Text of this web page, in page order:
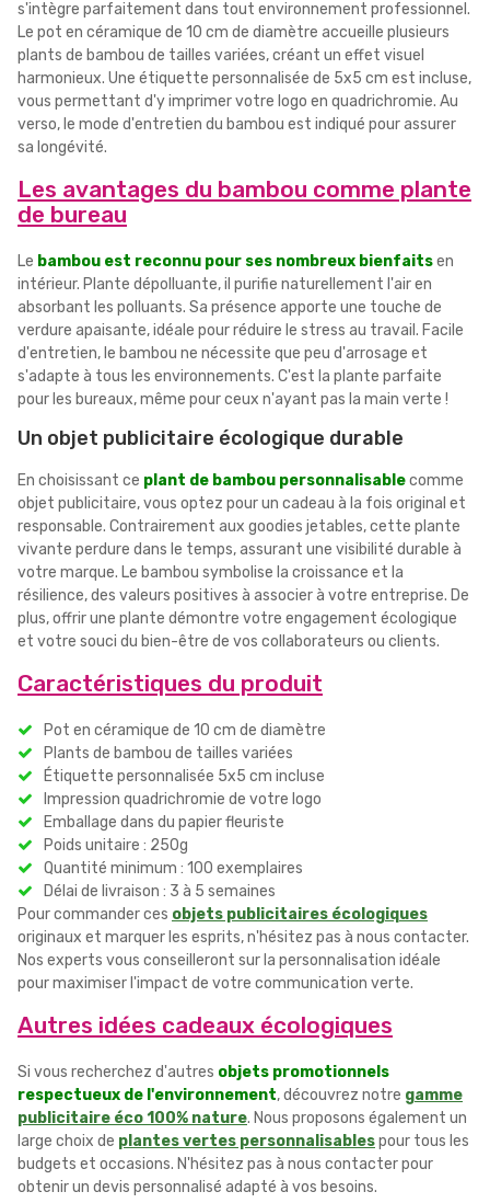
s'intègre parfaitement dans tout environnement professionnel.
Le pot en céramique de 10 cm de diamètre accueille plusieurs
plants de bambou de tailles variées, créant un effet visuel
harmonieux. Une étiquette personnalisée de 5x5 cm est incluse,
vous permettant d'y imprimer votre logo en quadrichromie. Au
verso, le mode d'entretien du bambou est indiqué pour assurer
sa longévité.
Les avantages du bambou comme plante
de bureau
Le bambou est reconnu pour ses nombreux bienfaitsen
intérieur. Plante dépolluante, il purifie naturellement l'air en
absorbant les polluants. Sa présence apporte une touche de
verdure apaisante, idéale pour réduire le stress au travail. Facile
d'entretien, le bambou ne nécessite que peu d'arrosage et
s'adapte à tous les environnements. C'est la plante parfaite
pour les bureaux, même pour ceux n'ayant pas la main verte !
Un objet publicitaire écologique durable
En choisissant ce plant de bambou personnalisablecomme
objet publicitaire, vous optez pour un cadeau à la fois original et
responsable. Contrairement aux goodies jetables, cette plante
vivante perdure dans le temps, assurant une visibilité durable à
votre marque. Le bambou symbolise la croissance et la
résilience, des valeurs positives à associer à votre entreprise. De
plus, offrir une plante démontre votre engagement écologique
et votre souci du bien-être de vos collaborateurs ou clients.
Caractéristiques du produit
Pot en céramique de 10 cm de diamètre
Plants de bambou de tailles variées
Étiquette personnalisée 5x5 cm incluse
Impression quadrichromie de votre logo
Emballage dans du papier fleuriste
Poids unitaire : 250g
Quantité minimum : 100 exemplaires
Délai de livraison : 3 à 5 semaines
Pour commander ces objets publicitaires écologiques
originaux et marquer les esprits, n'hésitez pas à nous contacter.
Nos experts vous conseilleront sur la personnalisation idéale
pour maximiser l'impact de votre communication verte.
Autres idées cadeaux écologiques
Si vous recherchez d'autres objets promotionnels
respectueux de l'environnement, découvrez notre gamme
publicitaire éco 100% nature. Nous proposons également un
large choix de plantes vertes personnalisablespour tous les
budgets et occasions. N'hésitez pas à nous contacter pour
obtenir un devis personnalisé adapté à vos besoins.